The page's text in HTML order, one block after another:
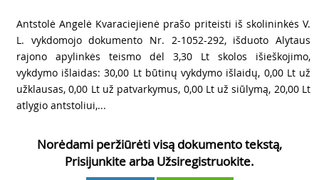
Antstolė Angelė Kvaraciejienė prašo priteisti iš skolininkės V.
L. vykdomojo dokumento Nr. 2-1052-292, išduoto Alytaus
rajono apylinkės teismo dėl 3,30 Lt skolos išieškojimo,
vykdymo išlaidas: 30,00 Lt būtinų vykdymo išlaidų, 0,00 Lt už
užklausas, 0,00 Lt už patvarkymus, 0,00 Lt už siūlymą, 20,00 Lt
atlygio antstoliui,...
Norėdami peržiūrėti visą dokumento tekstą,
Prisijunkite arba Užsiregistruokite.